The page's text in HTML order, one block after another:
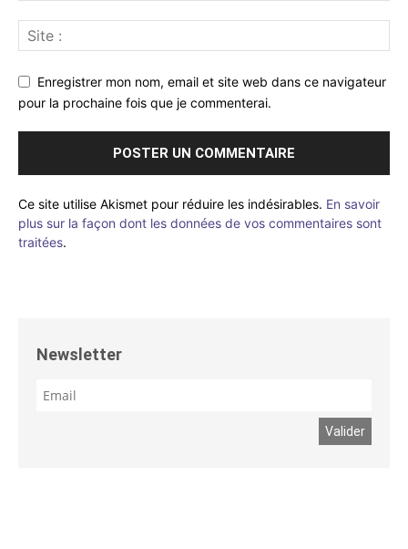
Enregistrer mon nom, email et site web dans ce navigateur
pour la prochaine fois que je commenterai.
Ce site utilise Akismet pour réduire les indésirables. En savoir
plus sur la façon dont les données de vos commentaires sont
traitées.
Newsletter